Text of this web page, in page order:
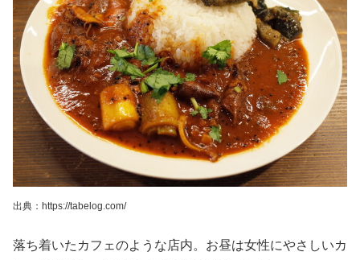
出典：https://tabelog.com/
落ち着いたカフェのような店内。お昼は女性にやさしいカ